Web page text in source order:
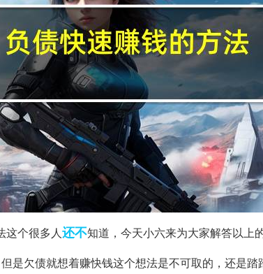
这个很多人还不知道，今天小六来为大家解答以上
是欠债就想着赚快钱这个想法是不可取的，还是踏